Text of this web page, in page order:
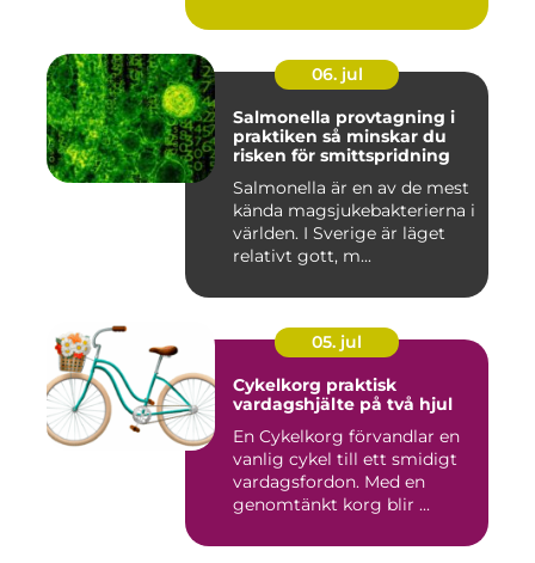
06. jul
Salmonella provtagning i
praktiken så minskar du
risken för smittspridning
Salmonella är en av de mest
kända magsjukebakterierna i
världen. I Sverige är läget
relativt gott, m...
05. jul
Cykelkorg praktisk
vardagshjälte på två hjul
En Cykelkorg förvandlar en
vanlig cykel till ett smidigt
vardagsfordon. Med en
genomtänkt korg blir ...